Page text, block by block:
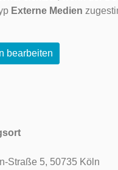
Externe Medien
bearbeiten
Straße 5, 50735 Köln